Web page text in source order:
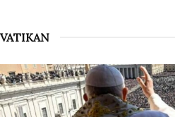
VATIKAN